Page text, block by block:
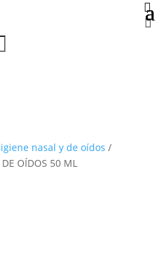


nasal y de oídos /
DE OÍDOS 50 ML